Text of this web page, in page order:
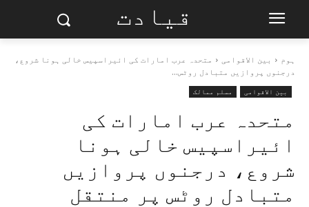
قیادت
ہوم بین الاقوامی
متحدہ عرب امارات کی ائیراسپیس خالی ہونا شروع،
درجنوں پروازیں متبادل روٹس...
بین الاقوامی مسلم ممالک
متحدہ عرب امارات کی
ائیراسپیس خالی ہونا
شروع، درجنوں پروازیں
متبادل روٹس پر منتقل